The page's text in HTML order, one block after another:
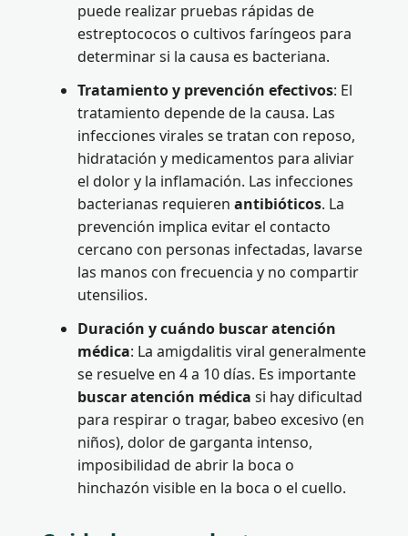
puede realizar pruebas rápidas de
estreptococos o cultivos faríngeos para
determinar si la causa es bacteriana.
Tratamiento y prevención efectivos: El
tratamiento depende de la causa. Las
infecciones virales se tratan con reposo,
hidratación y medicamentos para aliviar
el dolor y la inflamación. Las infecciones
bacterianas requieren antibióticos. La
prevención implica evitar el contacto
cercano con personas infectadas, lavarse
las manos con frecuencia y no compartir
utensilios.
Duración y cuándo buscar atención
médica: La amigdalitis viral generalmente
se resuelve en 4 a 10 días. Es importante
buscar atención médica si hay dificultad
para respirar o tragar, babeo excesivo (en
niños), dolor de garganta intenso,
imposibilidad de abrir la boca o
hinchazón visible en la boca o el cuello.